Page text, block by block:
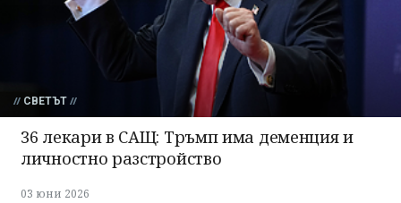
СВЕТЪТ
36 лекари в САЩ: Тръмп има деменция и
личностно разстройство
03 юни 2026